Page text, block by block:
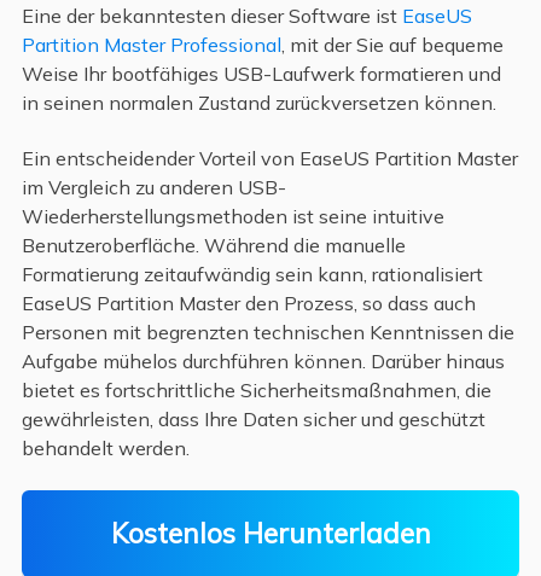
Eine der bekanntesten dieser Software ist EaseUS
Partition Master Professional , mit der Sie auf bequeme
Weise Ihr bootfähiges USB-Laufwerk formatieren und
in seinen normalen Zustand zurückversetzen können.
Ein entscheidender Vorteil von EaseUS Partition Master
im Vergleich zu anderen USB-
Wiederherstellungsmethoden ist seine intuitive
Benutzeroberfläche. Während die manuelle
Formatierung zeitaufwändig sein kann, rationalisiert
EaseUS Partition Master den Prozess, so dass auch
Personen mit begrenzten technischen Kenntnissen die
Aufgabe mühelos durchführen können. Darüber hinaus
bietet es fortschrittliche Sicherheitsmaßnahmen, die
gewährleisten, dass Ihre Daten sicher und geschützt
behandelt werden.
Kostenlos Herunterladen